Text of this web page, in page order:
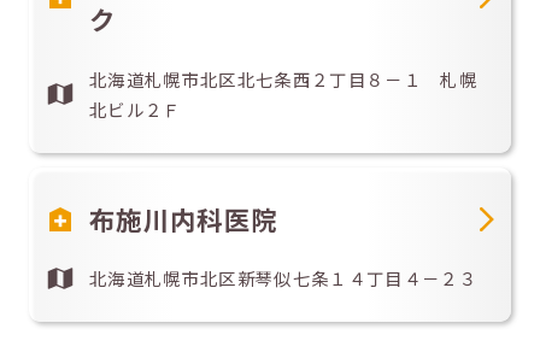
ク
北海道札幌市北区北七条西２丁目８－１ 札幌
北ビル２Ｆ
布施川内科医院
北海道札幌市北区新琴似七条１４丁目４－２３